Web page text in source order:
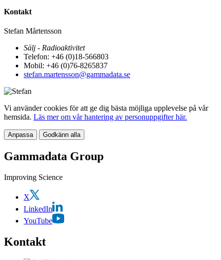
Kontakt
Stefan Mårtensson
Sälj - Radioaktivitet
Telefon: +46 (0)18-566803
Mobil: +46 (0)76-8265837
stefan.martensson@gammadata.se
Vi använder cookies för att ge dig bästa möjliga upplevelse på vår
hemsida. Läs mer om vår hantering av personuppgifter här.
Anpassa Godkänn alla
Gammadata Group
Improving Science
X
LinkedIn
YouTube
Kontakt